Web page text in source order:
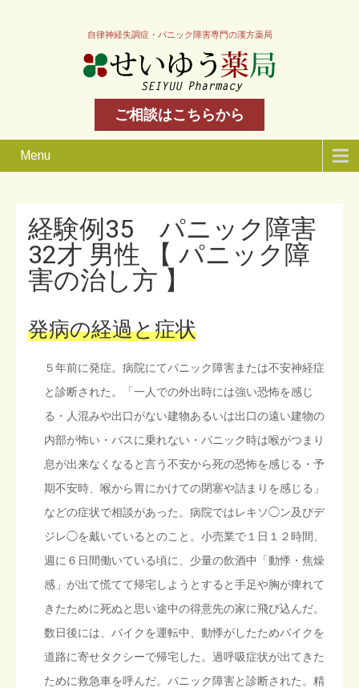
自律神経失調症・パニック障害専門の漢方薬局
ご相談はこちらから
Menu
経験例35 パニック障害
32才 男性 【 パニック障
害の治し方 】
発病の経過と症状
５年前に発症。病院にてパニック障害または不安神経症
と診断された。「一人での外出時には強い恐怖を感じ
る・人混みや出口がない建物あるいは出口の遠い建物の
内部が怖い・バスに乗れない・パニック時は喉がつまり
息が出来なくなると言う不安から死の恐怖を感じる・予
期不安時、喉から胃にかけての閉塞や詰まりを感じる」
などの症状で相談があった。病院ではレキソ◯ン及びデ
ジレ◯を戴いているとのこと。小売業で１日１２時間、
週に６日間働いている頃に、少量の飲酒中「動悸・焦燥
感」が出て慌てて帰宅しようとすると手足や胸が痺れて
きたために死ぬと思い途中の得意先の家に飛び込んだ。
数日後には、バイクを運転中、動悸がしたためバイクを
道路に寄せタクシーで帰宅した。過呼吸症状が出てきた
ために救急車を呼んだ。パニック障害と診断された。精